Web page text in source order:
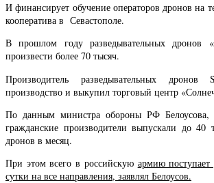
И финансирует обучение операторов дронов на
кооператива в Севастополе.
В прошлом году разведывательных дронов
произвести более 70 тысяч.
Производитель разведывательных дронов
производство и выкупил торговый центр
По данным министра обороны РФ Белоусова,
гражданские производители выпускали до
дронов в месяц.
При этом всего в российскую армию
сутки на все направления, заявлял Белоусов.